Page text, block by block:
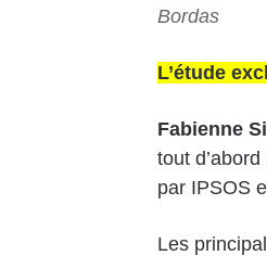
Bordas
L’étude
Fabienne
tout
par IPSOS
Les